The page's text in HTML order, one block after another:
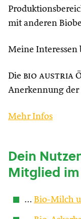
mit anderen
Meine Interessen
Die bio austria
Anerkennung
Mehr Infos
Dein
Mitglied
… Bio-Milch